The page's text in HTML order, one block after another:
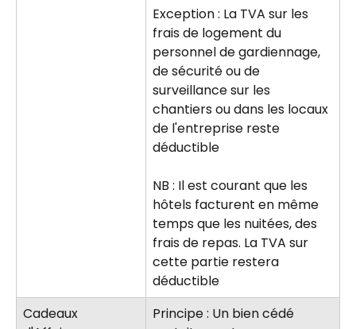
Exception : La TVA sur les
frais de logement du
personnel de gardiennage,
de sécurité ou de
surveillance sur les
chantiers ou dans les locaux
de l'entreprise reste
déductible
NB : Il est courant que les
hôtels facturent en même
temps que les nuitées, des
frais de repas. La TVA sur
cette partie restera
déductible
Cadeaux
Principe : Un bien cédé